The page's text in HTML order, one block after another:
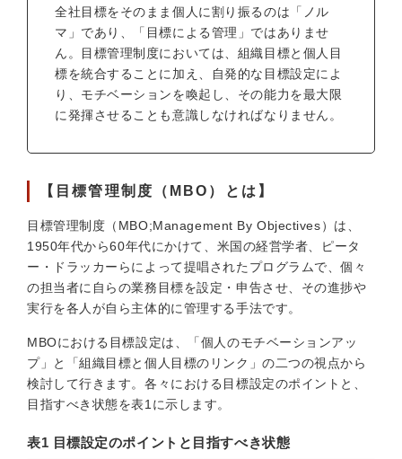
全社目標をそのまま個人に割り振るのは「ノル
マ」であり、「目標による管理」ではありませ
ん。目標管理制度においては、組織目標と個人目
標を統合することに加え、自発的な目標設定によ
り、モチベーションを喚起し、その能力を最大限
に発揮させることも意識しなければなりません。
【目標管理制度（MBO）とは】
目標管理制度（MBO;Management By Objectives）は、
1950年代から60年代にかけて、米国の経営学者、ピータ
ー・ドラッカーらによって提唱されたプログラムで、個々
の担当者に自らの業務目標を設定・申告させ、その進捗や
実行を各人が自ら主体的に管理する手法です。
MBOにおける目標設定は、「個人のモチベーションアッ
プ」と「組織目標と個人目標のリンク」の二つの視点から
検討して行きます。各々における目標設定のポイントと、
目指すべき状態を表1に示します。
表1 目標設定のポイントと目指すべき状態